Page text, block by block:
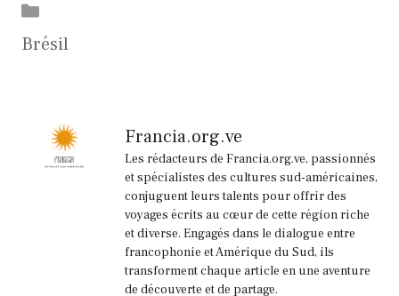
Brésil
Francia.org.ve
Les rédacteurs de Francia.org.ve, passionnés
et spécialistes des cultures sud-américaines,
conjuguent leurs talents pour offrir des
voyages écrits au cœur de cette région riche
et diverse. Engagés dans le dialogue entre
francophonie et Amérique du Sud, ils
transforment chaque article en une aventure
de découverte et de partage.